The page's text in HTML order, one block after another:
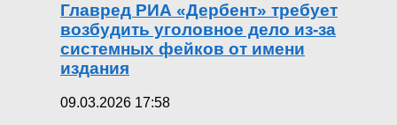
Главред РИА «Дербент» требует
возбудить уголовное дело из-за
системных фейков от имени
издания
09.03.2026 17:58